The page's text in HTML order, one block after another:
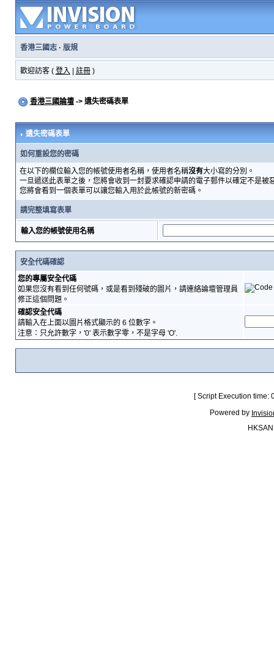
香港三國志· 版規
歡迎訪客 ( 登入 註冊)
香港三國論壇-> 遺失密碼表單
遺失密碼表單
如何重設您的密碼
在以下的欄位輸入您的帳號使用者名稱，使用者名稱沒有大小寫的分別。
一旦遞送此表單之後，您將會收到一封要求確認申請的電子郵件以確定不是
您將會看到一個表單可以讓您輸入用於此帳號的新密碼。
請完整填寫表單
輸入您的帳號使用名稱
安全代碼確認
您的專屬安全代碼
如果您沒有看到任何號碼，或是看到殘破的圖片，請連絡論壇管理員
修正這個問題。
確認安全代碼
請輸入在上面以圖片格式顯示的 6 位數字。
注意：只允許數字，'0' 表示數字零，不是字母 'O'.
[ Script Execution
Powered by